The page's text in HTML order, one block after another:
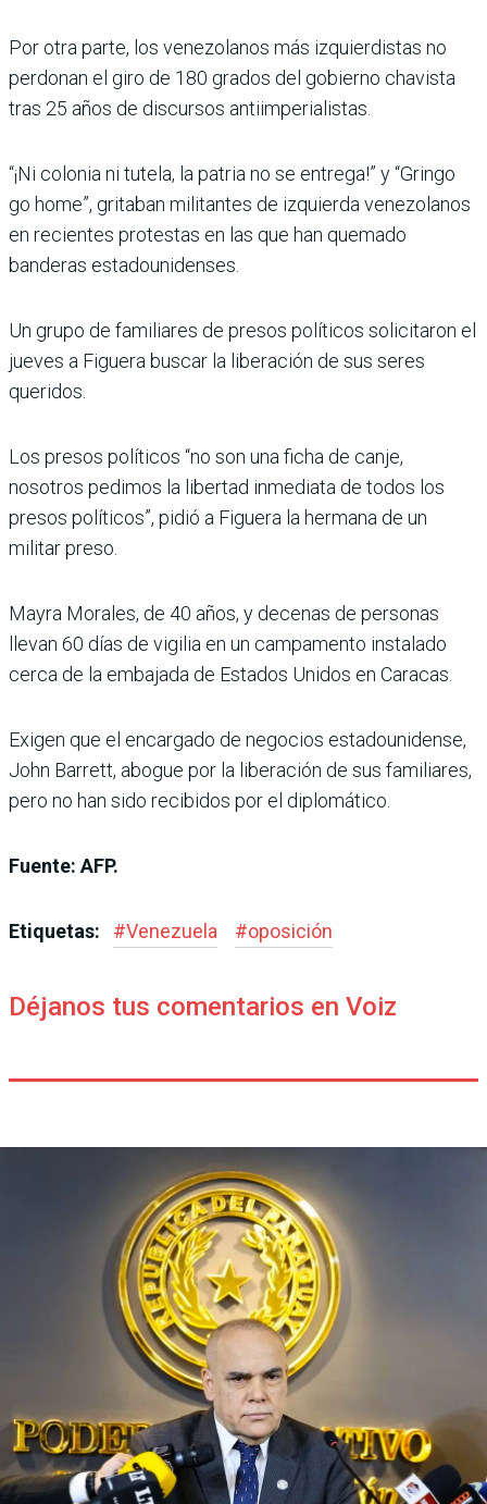
Por otra parte, los venezolanos más izquierdistas no
perdonan el giro de 180 grados del gobierno chavista
tras 25 años de discursos antiimperialistas.
“¡Ni colonia ni tutela, la patria no se entrega!” y “Gringo
go home”, gritaban militantes de izquierda venezolanos
en recientes protestas en las que han quemado
banderas estadounidenses.
Un grupo de familiares de presos políticos solicitaron el
jueves a Figuera buscar la liberación de sus seres
queridos.
Los presos políticos “no son una ficha de canje,
nosotros pedimos la libertad inmediata de todos los
presos políticos”, pidió a Figuera la hermana de un
militar preso.
Mayra Morales, de 40 años, y decenas de personas
llevan 60 días de vigilia en un campamento instalado
cerca de la embajada de Estados Unidos en Caracas.
Exigen que el encargado de negocios estadounidense,
John Barrett, abogue por la liberación de sus familiares,
pero no han sido recibidos por el diplomático.
Fuente: AFP.
Etiquetas: #Venezuela #oposición
Déjanos tus comentarios en Voiz